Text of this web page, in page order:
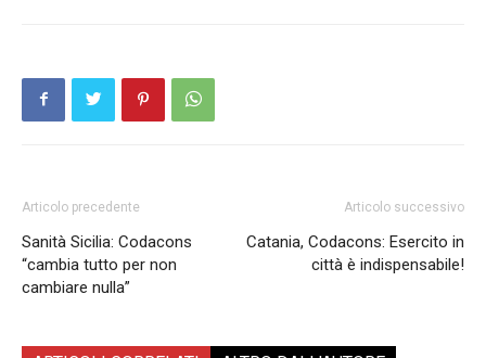
Articolo precedente
Sanità Sicilia: Codacons
“cambia tutto per non
cambiare nulla”
Articolo successivo
Catania, Codacons: Esercito in
città è indispensabile!